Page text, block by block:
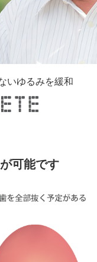
いゆるみを緩和
可能です